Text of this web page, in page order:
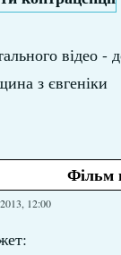
відео
з євгеніки
Фільм
12:00